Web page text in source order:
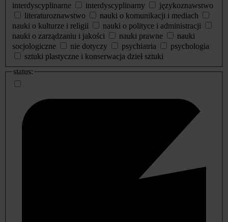
interdyscyplinarne
interdyscyplinarny
językoznawstwo
literaturoznawstwo
nauki o komunikacji i mediach
nauki o kulturze i religii
nauki o polityce i administracji
nauki o zarządzaniu i jakości
nauki prawne
nauki
socjologiczne
nie dotyczy psychiatria
psychologia
sztuki plastyczne i konserwacja dzieł sztuki
status: